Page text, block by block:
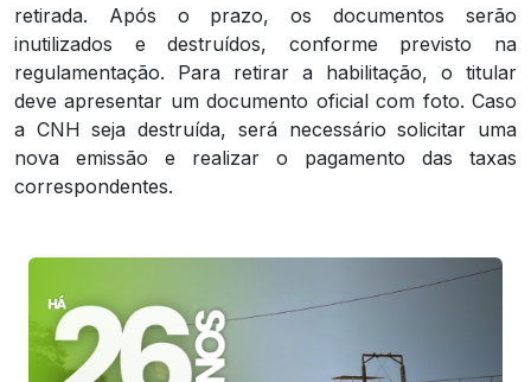
retirada. Após o prazo, os documentos serão
inutilizados e destruídos, conforme previsto na
regulamentação. Para retirar a habilitação, o titular
deve apresentar um documento oficial com foto. Caso
a CNH seja destruída, será necessário solicitar uma
nova emissão e realizar o pagamento das taxas
correspondentes.